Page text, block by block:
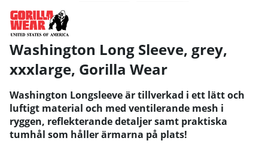
Washington Long Sleeve, grey,
xxxlarge, Gorilla Wear
Washington Longsleeve är tillverkad i ett lätt och
luftigt material och med ventilerande mesh i
ryggen, reflekterande detaljer samt praktiska
tumhål som håller ärmarna på plats!